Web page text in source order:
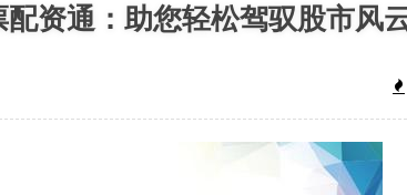
资通：助您轻松驾驭股市风